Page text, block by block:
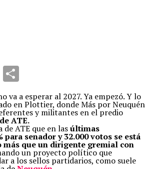
Telegram
va a esperar al 2027. Ya empezó. Y lo
en Plottier, donde Más por Neuquén
y militantes en el predio
ATE.
ATE que en lasúltimas
senador y 32.000 votos se está
que un dirigente gremial con
un proyecto político que
a los sellos partidarios, como suele